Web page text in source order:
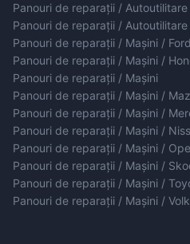
Panouri de reparații / Autoutilitare
Panouri de reparații / Autoutilitare
Panouri de reparații / Mașini / Ford
Panouri de reparații / Mașini /
Panouri de reparații / Mașini
Panouri de reparații / Mașini /
Panouri de reparații / Mașini /
Panouri de reparații / Mașini /
Panouri de reparații / Mașini /
Panouri de reparații / Mașini /
Panouri de reparații / Mașini /
Panouri de reparații / Mașini /